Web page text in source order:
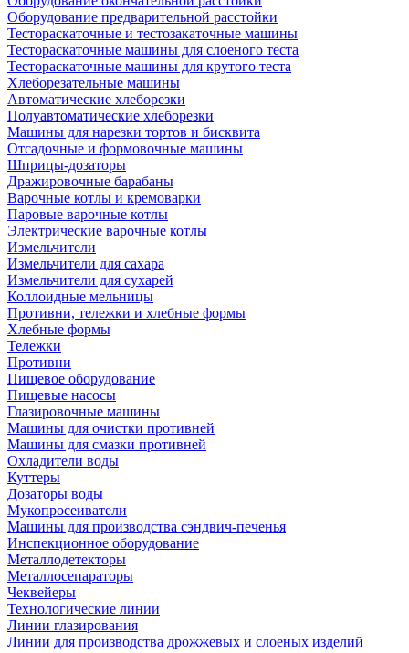
Оборудование предварительной расстойки
Тестораскаточные и тестозакаточные машины
Тестораскаточные машины для слоеного теста
Тестораскаточные машины для крутого теста
Хлеборезательные машины
Автоматические хлеборезки
Полуавтоматические хлеборезки
Машины для нарезки тортов и бисквита
Отсадочные и формовочные машины
Шприцы-дозаторы
Дражировочные барабаны
Варочные котлы и кремоварки
Паровые варочные котлы
Электрические варочные котлы
Измельчители
Измельчители для сахара
Измельчители для сухарей
Коллоидные мельницы
Противни, тележки и хлебные формы
Хлебные формы
Тележки
Противни
Пищевое оборудование
Пищевые насосы
Глазировочные машины
Машины для очистки противней
Машины для смазки противней
Охладители воды
Куттеры
Дозаторы воды
Мукопросеиватели
Машины для производства сэндвич-печенья
Инспекционное оборудование
Металлодетекторы
Металлосепараторы
Чеквейеры
Технологические линии
Линии глазирования
Линии для производства дрожжевых и слоеных изделий